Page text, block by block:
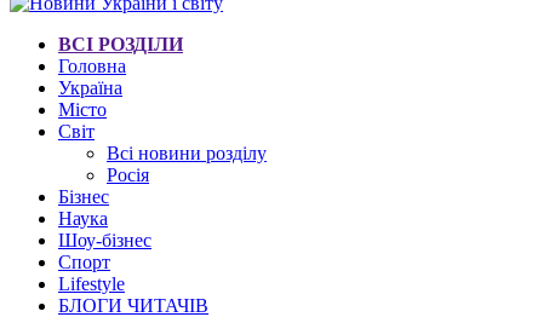
ВСІ РОЗДІЛИ
Головна
Україна
Місто
Світ
Всі новини розділу
Росія
Бізнес
Наука
Шоу-бізнес
Спорт
Lifestyle
БЛОГИ ЧИТАЧІВ